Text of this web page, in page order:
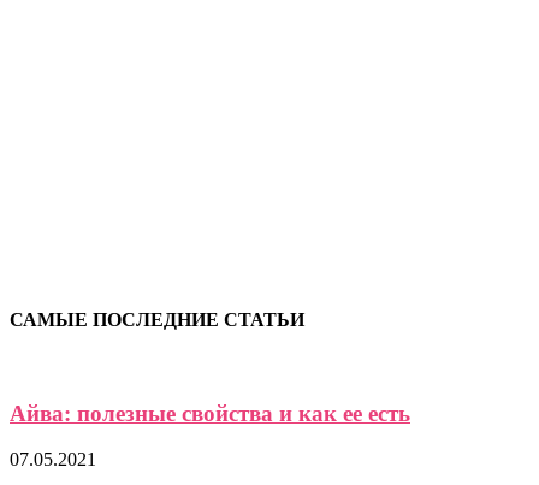
САМЫЕ ПОСЛЕДНИЕ СТАТЬИ
Айва: полезные свойства и как ее есть
07.05.2021